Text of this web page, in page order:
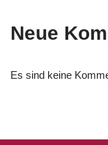
Neue
Es sind keine